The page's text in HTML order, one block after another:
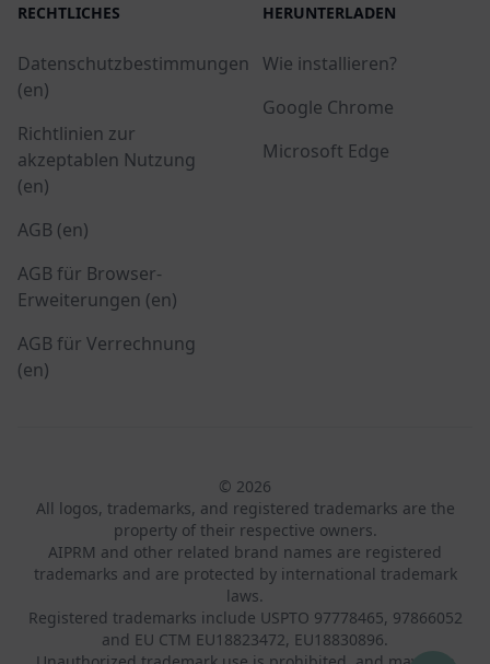
RECHTLICHES
Datenschutzbestimmungen
(en)
Richtlinien zur
akzeptablen Nutzung
(en)
AGB (en)
AGB für Browser-
Erweiterungen (en)
AGB für Verrechnung
(en)
HERUNTERLADEN
Wie installieren?
Google Chrome
Microsoft Edge
© 2026
All logos, trademarks, and registered trademarks are the
property of their respective owners.
AIPRM and other related brand names are registered
trademarks and are protected by international trademark
laws.
Registered trademarks include USPTO 97778465, 97866052
and EU CTM EU18823472, EU18830896.